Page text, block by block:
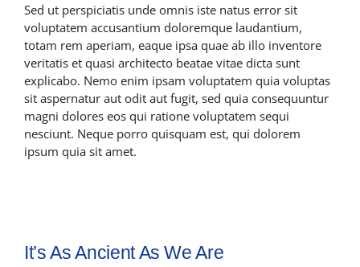
Sed ut perspiciatis unde omnis iste natus error sit
voluptatem accusantium doloremque laudantium,
totam rem aperiam, eaque ipsa quae ab illo inventore
veritatis et quasi architecto beatae vitae dicta sunt
explicabo. Nemo enim ipsam voluptatem quia voluptas
sit aspernatur aut odit aut fugit, sed quia consequuntur
magni dolores eos qui ratione voluptatem sequi
nesciunt. Neque porro quisquam est, qui dolorem
ipsum quia sit amet.
It’s As Ancient As We Are